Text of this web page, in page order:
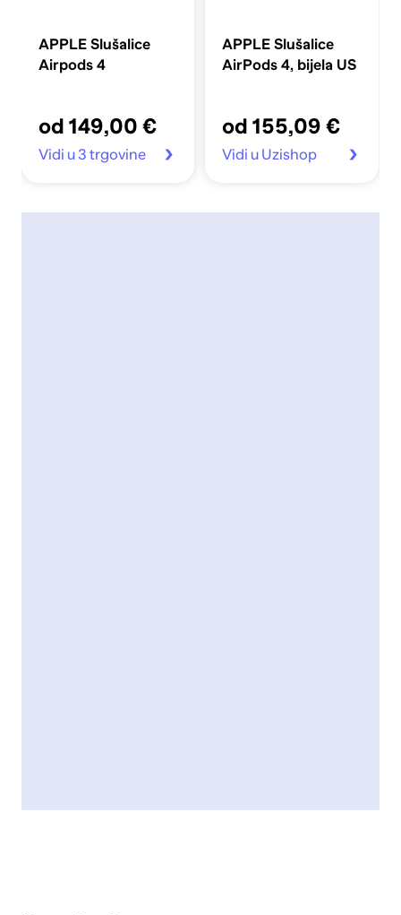
APPLE Slušalice
Airpods 4
od 149,00 €
Vidi u 3 trgovine
APPLE Slušalice
AirPods 4, bijela US
od 155,09 €
Vidi u Uzishop